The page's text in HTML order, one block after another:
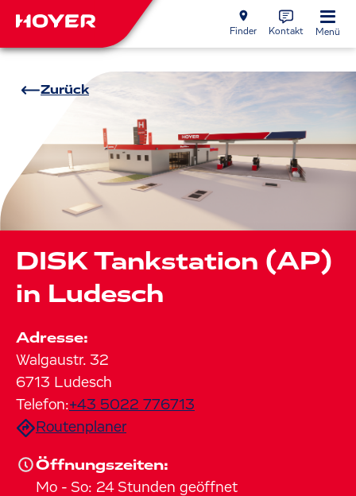
Finder Kontakt Menü
Zurück
DISK Tankstation (AP)
in Ludesch
Adresse:
Walgaustr. 32
6713 Ludesch
Telefon:+43 5022 776713
Routenplaner
Öffnungszeiten:
Mo - So: 24 Stunden geöffnet